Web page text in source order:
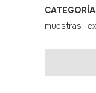
muestras-